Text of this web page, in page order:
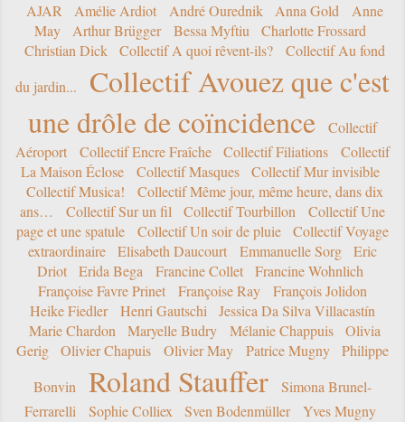
AJAR Amélie Ardiot André Ourednik Anna Gold
Anne
May
Arthur Brügger Bessa Myftiu
Charlotte Frossard
Christian Dick
Collectif A quoi rêvent-ils?
Collectif Au fond
du jardin...
Collectif Avouez que c'est
une drôle de coïncidence
Collectif
Aéroport
Collectif Encre Fraîche Collectif Filiations
Collectif
La Maison Éclose
Collectif Masques
Collectif Mur invisible
Collectif Musica!
Collectif Même jour, même heure, dans dix
ans…
Collectif Sur un fil Collectif Tourbillon
Collectif Une
page et une spatule
Collectif Un soir de pluie
Collectif Voyage
extraordinaire
Elisabeth Daucourt Emmanuelle Sorg
Eric
Driot
Erida Bega Francine Collet
Francine Wohnlich
Françoise Favre Prinet
Françoise Ray
François Jolidon
Heike Fiedler
Henri Gautschi
Jessica Da Silva Villacastín
Marie Chardon
Maryelle Budry Mélanie Chappuis
Olivia
Gerig
Olivier Chapuis Olivier May Patrice Mugny
Philippe
Bonvin
Roland Stauffer
Simona Brunel-
Ferrarelli
Sophie Colliex Sven Bodenmüller Yves Mugny